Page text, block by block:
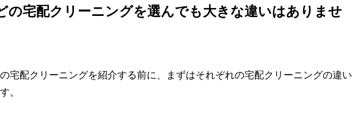
の宅配クリーニングを選んでも大きな違いはありませ
宅配クリーニングを紹介する前に、まずはそれぞれの宅配クリーニングの違い
。